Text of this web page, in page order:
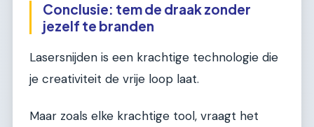
Conclusie: tem de draak zonder
jezelf te branden
Lasersnijden is een krachtige technologie die
je creativiteit de vrije loop laat.
Maar zoals elke krachtige tool, vraagt het